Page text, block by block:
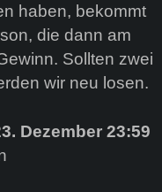
haben, bekommt
die dann am
Sollten zwei
wir neu losen.
Dezember 23:59